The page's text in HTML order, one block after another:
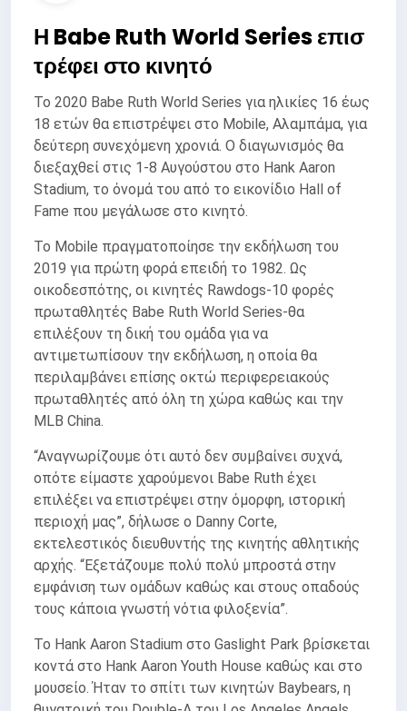
Η Babe Ruth World Series επισ
τρέφει στο κινητό
Το 2020 Babe Ruth World Series για ηλικίες 16 έως
18 ετών θα επιστρέψει στο Mobile, Αλαμπάμα, για
δεύτερη συνεχόμενη χρονιά. Ο διαγωνισμός θα
διεξαχθεί στις 1-8 Αυγούστου στο Hank Aaron
Stadium, το όνομά του από το εικονίδιο Hall of
Fame που μεγάλωσε στο κινητό.
Το Mobile πραγματοποίησε την εκδήλωση του
2019 για πρώτη φορά επειδή το 1982. Ως
οικοδεσπότης, οι κινητές Rawdogs-10 φορές
πρωταθλητές Babe Ruth World Series-θα
επιλέξουν τη δική του ομάδα για να
αντιμετωπίσουν την εκδήλωση, η οποία θα
περιλαμβάνει επίσης οκτώ περιφερειακούς
πρωταθλητές από όλη τη χώρα καθώς και την
MLB China.
“Αναγνωρίζουμε ότι αυτό δεν συμβαίνει συχνά,
οπότε είμαστε χαρούμενοι Babe Ruth έχει
επιλέξει να επιστρέψει στην όμορφη, ιστορική
περιοχή μας”, δήλωσε ο Danny Corte,
εκτελεστικός διευθυντής της κινητής αθλητικής
αρχής. “Εξετάζουμε πολύ πολύ μπροστά στην
εμφάνιση των ομάδων καθώς και στους οπαδούς
τους κάποια γνωστή νότια φιλοξενία”.
Το Hank Aaron Stadium στο Gaslight Park βρίσκεται
κοντά στο Hank Aaron Youth House καθώς και στο
μουσείο. Ήταν το σπίτι των κινητών Baybears, η